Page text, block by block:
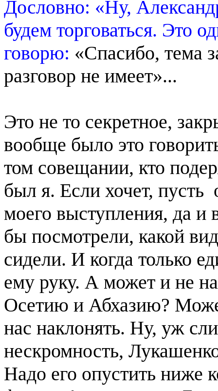
Дословно: «Ну,
будем торговаться. Это
говорю: «Спасибо, тема
разговор не имеет»...
Это не то секретное,
вообще было это
том совещании, кто
был я. Если хочет, пусть
моего выступления, да и
бы посмотрели, какой
сидели. И когда только
ему руку. А может и не
Осетию и Абхазию?
нас наклонять. Ну, уж
нескромность,
Надо его опустить ниже